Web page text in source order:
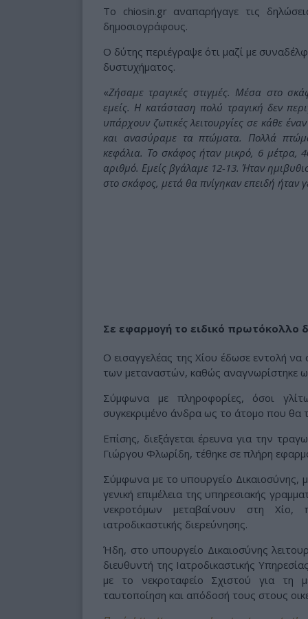
Το chiosin.gr αναπαρήγαγε τις
δημοσιογράφους.
Ο δύτης περιέγραψε ότι μαζί με
δυστυχήματος.
«Ζήσαμε τραγικές στιγμές. Μέσα στο
εμείς. Η κατάσταση πολύ τραγική δεν
υπάρχουν ζωτικές λειτουργίες σε κάθε
και ανασύραμε τα πτώματα. Πολλά
κεφάλια. Το σκάφος ήταν μικρό, 6 μέτρα,
αριθμό. Εμείς βγάλαμε 12-13. Ήταν
στο σκάφος, μετά θα πνίγηκαν επειδή ήταν
Σε εφαρμογή το ειδικό πρωτόκολλο
Ο εισαγγελέας της Χίου έδωσε εντολή
των μεταναστών, καθώς αναγνωρίστηκε
Σύμφωνα με πληροφορίες, όσοι
συγκεκριμένο άνδρα ως το άτομο που θα
Επίσης, διεξάγεται έρευνα για την
Γιώργου Φλωρίδη, τέθηκε σε πλήρη
Σύμφωνα με το υπουργείο Δικαιοσύνης,
γενική επιμέλεια της υπηρεσιακής
νεκροτόμων μεταβαίνουν στη Χίο,
ιατροδικαστικής διερεύνησης.
Ήδη, στο υπουργείο Δικαιοσύνης
διευθυντή της Ιατροδικαστικής
με το νεκροταφείο Σχιστού για τη
ταυτοποίηση και απόδοσή τους στους